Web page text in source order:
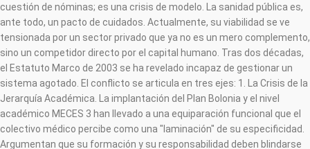
cuestión de nóminas; es una crisis de modelo. La sanidad pública es,
ante todo, un pacto de cuidados. Actualmente, su viabilidad se ve
tensionada por un sector privado que ya no es un mero complemento,
sino un competidor directo por el capital humano. Tras dos décadas,
el Estatuto Marco de 2003 se ha revelado incapaz de gestionar un
sistema agotado. El conflicto se articula en tres ejes: 1. La Crisis de la
Jerarquía Académica. La implantación del Plan Bolonia y el nivel
académico MECES 3 han llevado a una equiparación funcional que el
colectivo médico percibe como una "laminación" de su especificidad.
Argumentan que su formación y su responsabilidad deben blindarse